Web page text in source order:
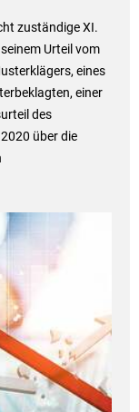
zuständige XI.
Urteil vom
eines
einer
des
über die